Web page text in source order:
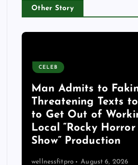
Other Story
CELEB
Man Admits to
Threatening Texts
to Get Out of
Local “Rocky
Show” Production
wellnessfitpro August 6, 2026